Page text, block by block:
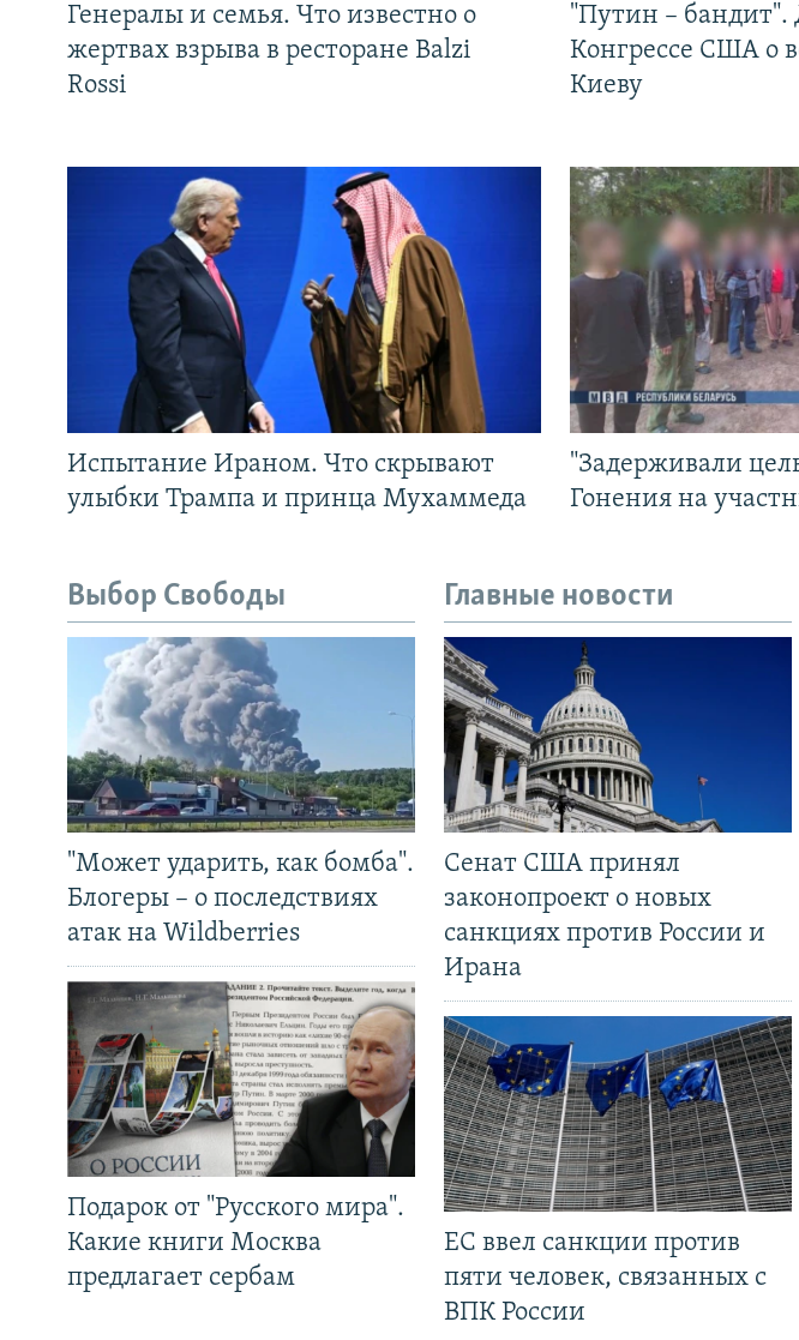
Генералы и семья. Что известно о
жертвах взрыва в ресторане Balzi
Rossi
"Путин – бандит".
Конгрессе США о
Киеву
Испытание Ираном. Что скрывают
улыбки Трампа и принца Мухаммеда
"Задерживали
Гонения на
Выбор Свободы
"Может ударить, как бомба".
Блогеры – о последствиях
атак на Wildberries
Подарок от "Русского мира".
Какие книги Москва
предлагает сербам
Главные новости
Сенат США принял
законопроект о новых
санкциях против России и
Ирана
ЕС ввел санкции против
пяти человек, связанных с
ВПК России